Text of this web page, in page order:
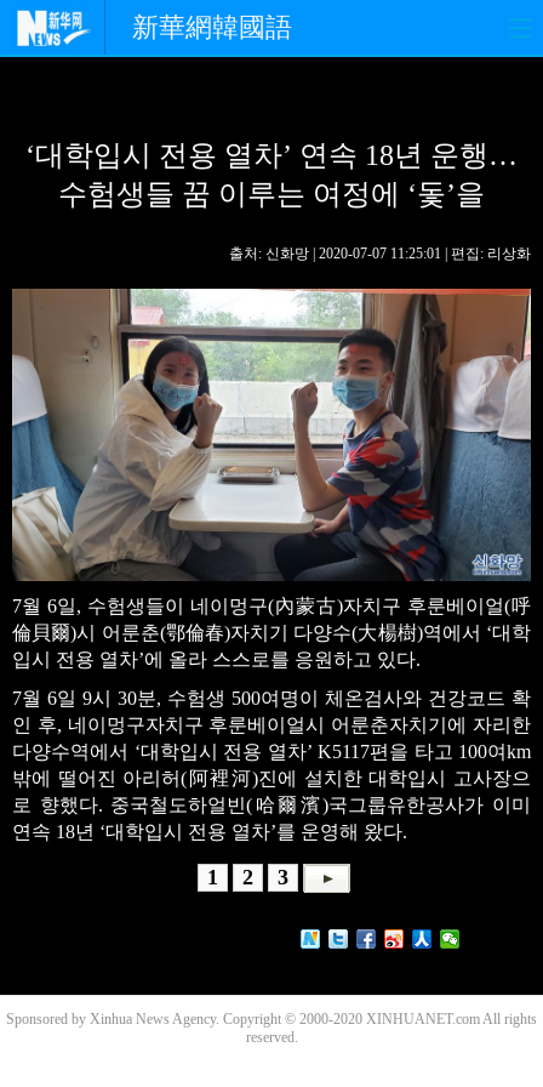
新華網韓國語
경제 사회 포토
중한교류 핫 TV 문화
생생 중국어
‘대학입시 전용 열차’ 연속 18년 운행…
수험생들 꿈 이루는 여정에 ‘돛’을
출처: 신화망 | 2020-07-07 11:25:01 | 편집: 리상화
7월 6일, 수험생들이 네이멍구(內蒙古)자치구 후룬베이얼(呼
倫貝爾)시 어룬춘(鄂倫春)자치기 다양수(大楊樹)역에서 ‘대학
입시 전용 열차’에 올라 스스로를 응원하고 있다.
7월 6일 9시 30분, 수험생 500여명이 체온검사와 건강코드 확
인 후, 네이멍구자치구 후룬베이얼시 어룬춘자치기에 자리한
다양수역에서 ‘대학입시 전용 열차’ K5117편을 타고 100여km
밖에 떨어진 아리허(阿裡河)진에 설치한 대학입시 고사장으
로 향했다. 중국철도하얼빈(哈爾濱)국그룹유한공사가 이미
연속 18년 ‘대학입시 전용 열차’를 운영해 왔다.
1 2 3